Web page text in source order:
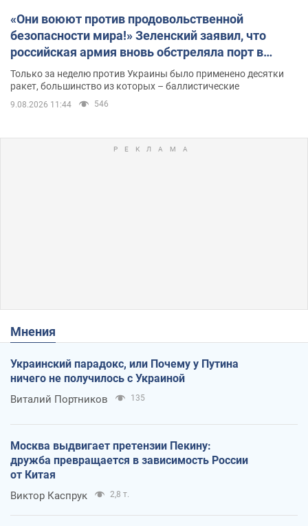
«Они воюют против продовольственной
безопасности мира!» Зеленский заявил, что
российская армия вновь обстреляла порт в
Одессе
Только за неделю против Украины было применено десятки
ракет, большинство из которых – баллистические
9.08.2026 11:44 546
Мнения
Украинский парадокс, или Почему у Путина
ничего не получилось с Украиной
Виталий Портников 135
Москва выдвигает претензии Пекину:
дружба превращается в зависимость России
от Китая
Виктор Каспрук 2,8 т.